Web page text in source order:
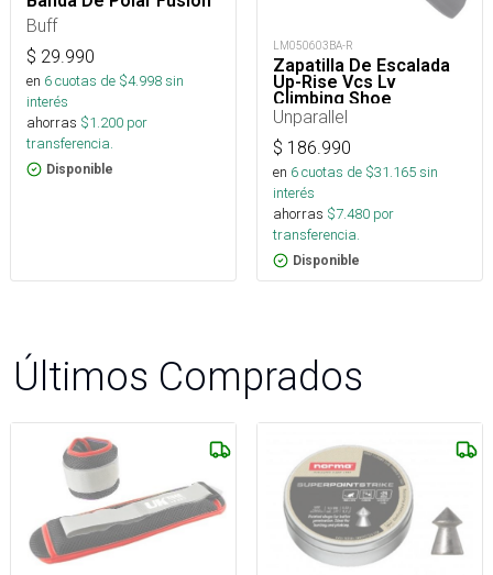
Buff
$ 29.990
en 6cuotas de $4.998sin
interés
ahorras $1.200 por
transferencia.
Disponible
LM050603BA-R
Zapatilla De Escalada
Up-Rise Vcs Lv
Climbing Shoe
Unparallel
$ 186.990
en 6cuotas de $31.165sin
interés
ahorras $7.480 por
transferencia.
Disponible
Últimos Comprados